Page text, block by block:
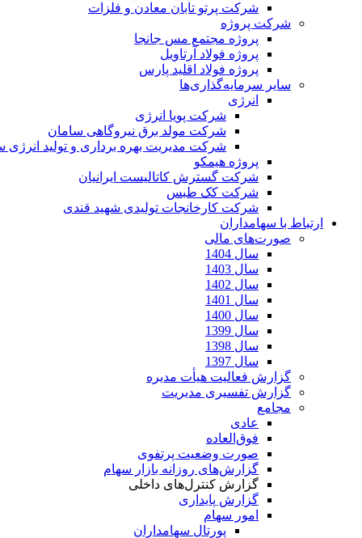
شرکت پرتو تابان معادن و فلزات
شرکت پروژه
پروژه مجتمع مس جانجا
پروژه فولاد آرتاویل
پروژه فولاد اقلید پارس
سایر سرمایه‌گذاری‌ها
انرژی
شرکت پویا انرژی
شرکت مولد برق نیروگاهی سامان
شرکت مدیریت بهره برداری و تولید انرژی
پروژه هیمکو
شرکت گسترش کاتالیست ایرانیان
شرکت کک طبس
شرکت کارخانجات تولیدی شهید قندی
ارتباط با سهامداران
صورت‌های مالی
سال 1404
سال 1403
سال 1402
سال 1401
سال 1400
سال 1399
سال 1398
سال 1397
گزارش فعالیت هیأت مدیره
گزارش تفسیری مدیریت
مجامع
عادی
فوق‌العاده
صورت وضعیت پرتفوی
گزارش‌های روزانه بازار سهام
گزارش کنترل‌های داخلی
گزارش پایداری
امور سهام
پورتال سهامداران